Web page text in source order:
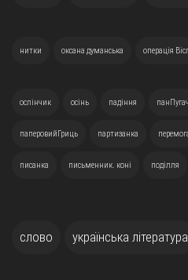
нитки оксана думанська операція
ослінчик осінь падіння панПугач
паперовийГриць партизанка
писанка письменник. коні поділля
слово українська література